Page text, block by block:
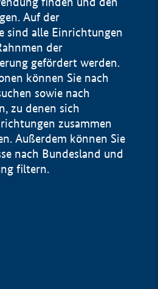
Auf der
sind alle Einrichtungen
der
gefördert werden.
können Sie nach
sowie nach
zu denen sich
zusammen
Außerdem können Sie
nach Bundesland und
filtern.